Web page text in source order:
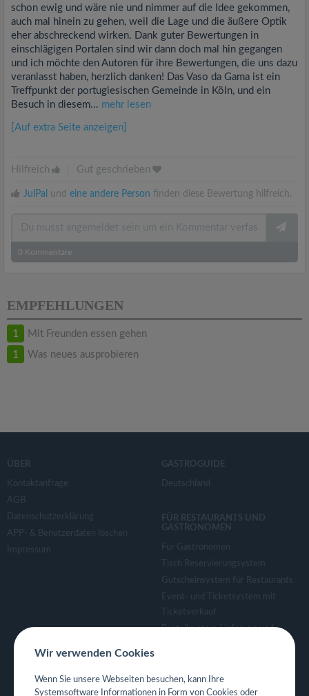
schon ewig und wäre nie und nimmer auf die Idee gekommen,
auch mal hinein zu gehen, weil die Lage und die äußere Optik
eher abschreckend wirken. Dank guter Bewertungen in
einschlägigen Portalen sind wir dann doch mal hin gegangen
und ich möchte den Autoren für ihre Bewertungen, die uns dazu
veranlasst haben, herzlich danken! Das Vaso da Gama ist ein
Treffpunkt der portugiesischen Gemeinde in Köln, und ein
Besuch in diesem... mehr lesen
[Auf extra Seite anzeigen]
Hilfreich Gut geschrieben
JulPal und eine andere Person finden diese Bewertung hilfreich.
0 Kommentare
EMPFEHLUNGEN
1 Mit Freunden essen gehen
1 Was neues ausprobieren
ÜBER
Kontaktanfrage
AGB
Datenschutzerklärung
APP- & Benutzerdaten löschen
Impressum
GASTROGUIDE
Deutschland
FÜR RESTAURANTS UND
GASTRONOMEN
Für Gastronomen
Tisch Reservierungsystem
Gutscheinsystem für Restaurants
Event- und Ticketsystem mit
Ticketverkauf
Bestellsystem Lieferung und
Eigene App für Restaurant
Wir verwenden Cookies
Wenn Sie unsere Webseiten besuchen, kann Ihre
Systemsoftware Informationen in Form von Cookies oder
n